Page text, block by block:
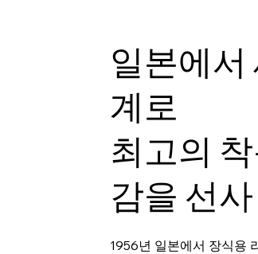
일본에서
계로
최고의
감을 선사
1956년 일본에서 장식용